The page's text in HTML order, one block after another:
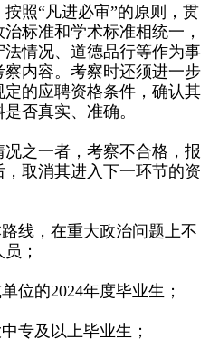
照“凡进必审”的原则，贯
标准和学术标准相统一，
情况、道德品行等作为事
内容。考察时还须进一步
的应聘资格条件，确认其
否真实、准确。
之一者，考察不合格，报
取消其进入下一环节的资
，在重大政治问题上不
；
的2024年度毕业生；
及以上毕业生；